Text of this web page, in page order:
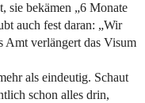
sie bekämen „6 Monate
auch fest daran: „Wir
Amt verlängert das Visum
als eindeutig. Schaut
schon alles drin,